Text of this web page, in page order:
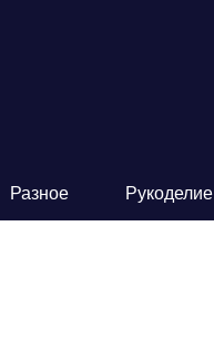
Разное Рукоделие